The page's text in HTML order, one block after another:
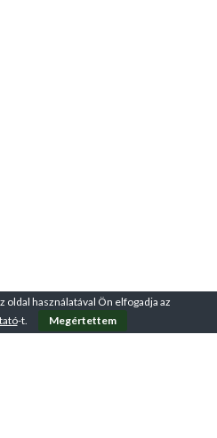
oldal használatával Ön elfogadja az
-t. Megértettem